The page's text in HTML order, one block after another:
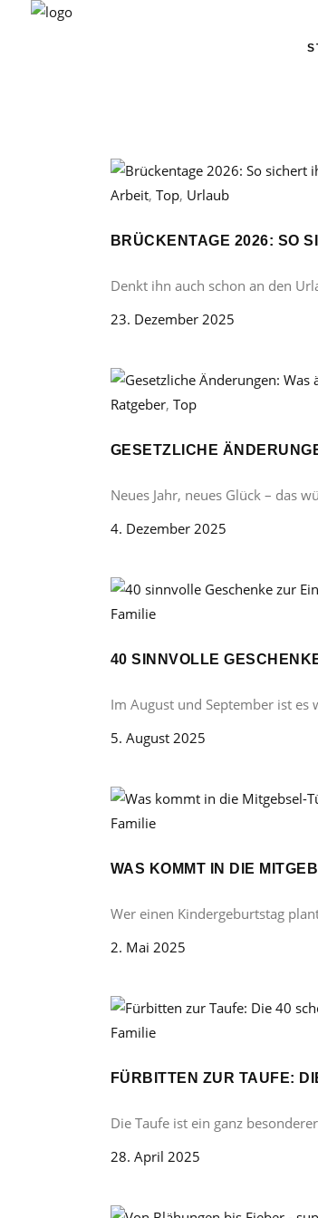
Arbeit, Top, Urlaub
BRÜCKENTAGE 2026: SO
Denkt ihn auch schon an den
23. Dezember 2025
Ratgeber, Top
GESETZLICHE
Neues Jahr, neues Glück – das
4. Dezember 2025
Familie
40 SINNVOLLE
Im August und September ist es
5. August 2025
Familie
WAS KOMMT IN DIE
Wer einen Kindergeburtstag
2. Mai 2025
Familie
FÜRBITTEN ZUR TAUFE:
Die Taufe ist ein ganz
28. April 2025